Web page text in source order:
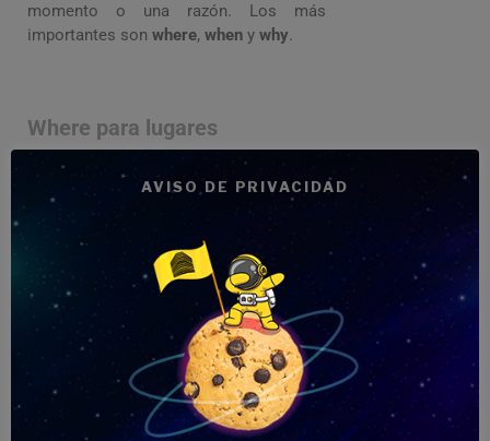
momento o una razón. Los más
importantes son where, when y why.
Where para lugares
Where
se utiliza para hablar de lugares.
Equivale a “donde” en español y
in which at whicho
suenan más formales.
The school where I studied is very old.
La escuela donde estudié es muy
AVISO DE PRIVACIDAD